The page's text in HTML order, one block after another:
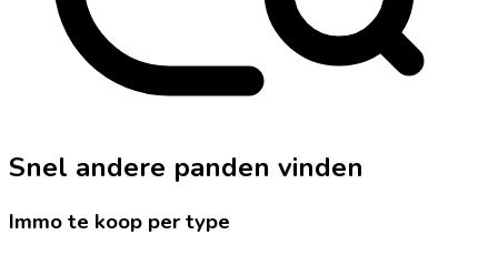
Snel andere panden vinden
Immo te koop per type